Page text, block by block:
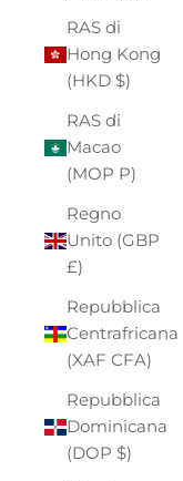
RAS di
Hong Kong
(HKD $)
RAS di
Macao
(MOP P)
Regno
Unito (GBP
£)
Repubblica
Centrafricana
(XAF CFA)
Repubblica
Dominicana
(DOP $)